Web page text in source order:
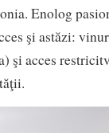
Enolog
şi astăzi:
şi acces